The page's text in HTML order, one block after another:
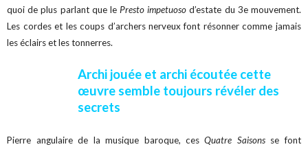
quoi de plus parlant que le Presto impetuosod’estate du 3e mouvement.
Les cordes et les coups d’archers nerveux font résonner comme jamais
les éclairs et les tonnerres.
Archi jouée et archi écoutée cette
œuvre semble toujours révéler des
secrets
Pierre angulaire de la musique baroque, cesQuatre Saisonsse font